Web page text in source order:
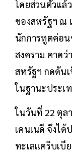
โดยส่วนตัวแล้
ของสหรัฐฯ ณ
นักการทูตค่อน
สงคราม คาดว่
สหรัฐฯ กดดัน
ในฐานะประเ
ในวันที่ 22 ตุล
เคนเนดี จึงได้
ทะเลแคริบเบี